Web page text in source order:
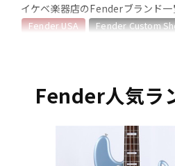
キーボード
中古
イケベ楽器店のFenderブランド一
Fender USA Fender Custom
エレキギター/#American
Fender人気ラ